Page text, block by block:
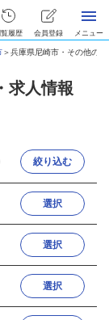
覧履歴 会員登録 メニュー
＞兵庫県尼崎市・その他の
求人情報
絞り込む
選択
選択
選択